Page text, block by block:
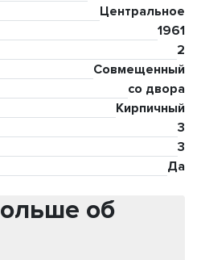
Центральное
1961
2
Совмещенный
со двора
Кирпичный
3
3
Да
об